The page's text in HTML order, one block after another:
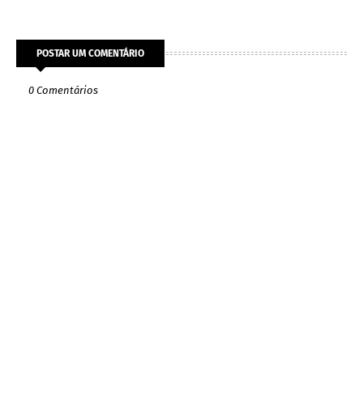
POSTAR UM COMENTÁRIO
0 Comentários